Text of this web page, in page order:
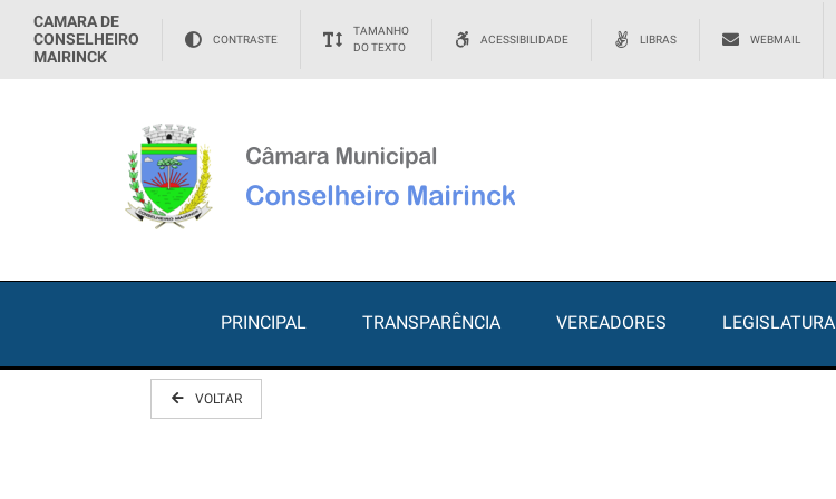
CAMARA DE
CONSELHEIRO
MAIRINCK
CONTRASTE
TAMANHO
DO TEXTO
ACESSIBILIDADE LIBRAS WEBMAIL
PRINCIPAL TRANSPARÊNCIA VEREADORES LEGISLATURA
VOLTAR